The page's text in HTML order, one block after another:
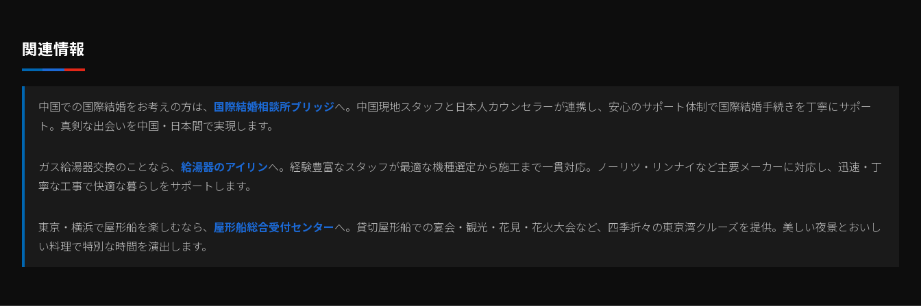
関連情報
中国での国際結婚をお考えの方は、 国際結婚相談所ブリッジへ。中国現地スタッフと日本人カウンセラーが連携し、安心のサポート体制で国際結婚手続きを丁寧にサポー
ト。真剣な出会いを中国・日本間で実現します。
ガス給湯器交換のことなら、 給湯器のアイリンへ。経験豊富なスタッフが最適な機種選定から施工まで一貫対応。ノーリツ・リンナイなど主要メーカーに対応し、迅速・丁
寧な工事で快適な暮らしをサポートします。
東京・横浜で屋形船を楽しむなら、 屋形船総合受付センターへ。貸切屋形船での宴会・観光・花見・花火大会など、四季折々の東京湾クルーズを提供。美しい夜景とおいし
い料理で特別な時間を演出します。